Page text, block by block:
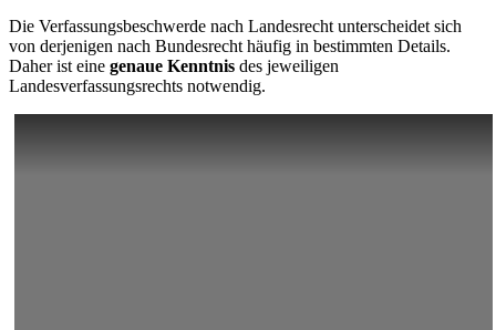
Die Verfassungsbeschwerde nach Landesrecht unterscheidet sich
von derjenigen nach Bundesrecht häufig in bestimmten Details.
Daher ist eine genaue Kenntnis des jeweiligen
Landesverfassungsrechts notwendig.